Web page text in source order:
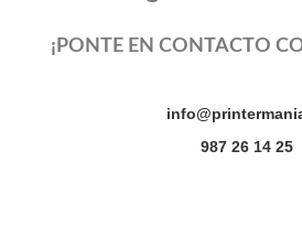
¡PONTE EN CONTACTO
987 26 14 25